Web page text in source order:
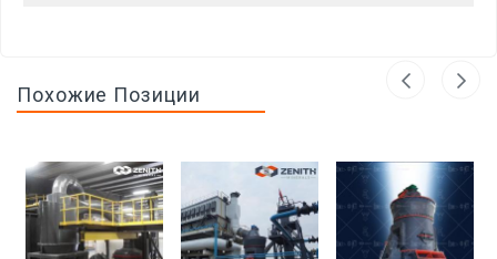
Похожие Позиции